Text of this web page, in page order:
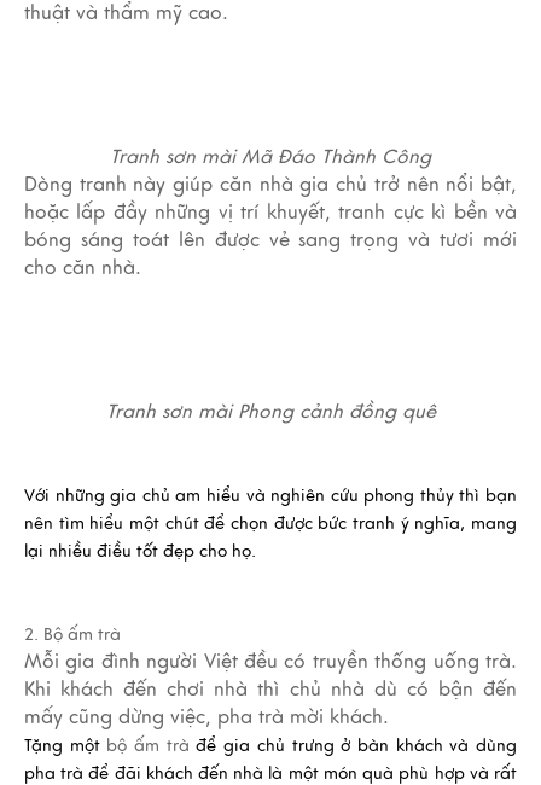
thuật và thẩm mỹ cao.
Tranh sơn mài Mã Đáo Thành Công
Dòng tranh này giúp căn nhà gia chủ trở nên nổi bật,
hoặc lấp đầy những vị trí khuyết, tranh cực kì bền và
bóng sáng toát lên được vẻ sang trọng và tươi mới
cho căn nhà.
Tranh sơn mài Phong cảnh đồng quê
Với những gia chủ am hiểu và nghiên cứu phong thủy thì bạn
nên tìm hiểu một chút để chọn được bức tranh ý nghĩa, mang
lại nhiều điều tốt đẹp cho họ.
2. Bộ ấm trà
Mỗi gia đình người Việt đều có truyền thống uống trà.
Khi khách đến chơi nhà thì chủ nhà dù có bận đến
mấy cũng dừng việc, pha trà mời khách.
Tặng một bộ ấm trà để gia chủ trưng ở bàn khách và dùng
pha trà để đãi khách đến nhà là một món quà phù hợp và rất